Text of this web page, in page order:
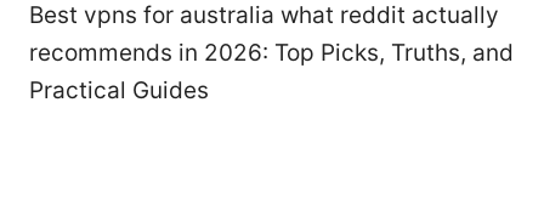
Best vpns for australia what reddit actually
recommends in 2026: Top Picks, Truths, and
Practical Guides